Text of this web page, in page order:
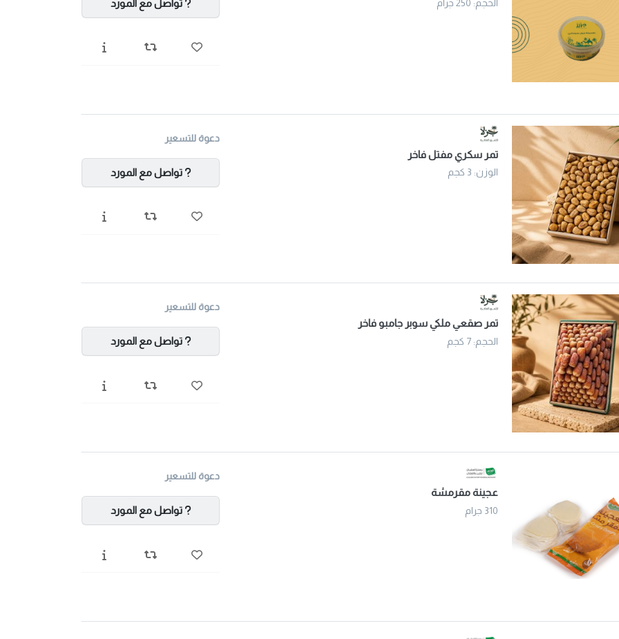
الحجم: 250 جرام تواصل مع المورد
تمر سكري مفتل فاخر
الوزن: 3 كجم
دعوة للتسعير
تواصل مع المورد
تمر صقعي ملكي سوبر جامبو فاخر
الحجم: 7 كجم
دعوة للتسعير
تواصل مع المورد
عجينة مقرمشة
310 جرام
دعوة للتسعير
تواصل مع المورد